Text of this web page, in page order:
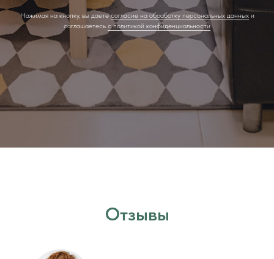
Нажимая на кнопку, вы даетесогласие на обработку персональных данныхи
соглашаетесь c политикой конфиденциальности
Отзывы